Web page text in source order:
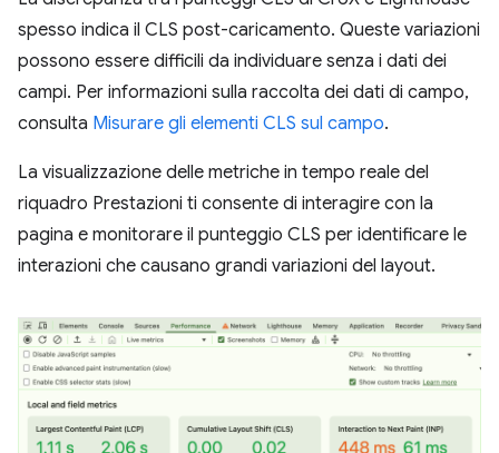
spesso indica il CLS post-caricamento. Queste variazioni
possono essere difficili da individuare senza i dati dei
campi. Per informazioni sulla raccolta dei dati di campo,
consulta Misurare gli elementi CLS sul campo.
La visualizzazione delle metriche in tempo reale del
riquadro Prestazioni ti consente di interagire con la
pagina e monitorare il punteggio CLS per identificare le
interazioni che causano grandi variazioni del layout.